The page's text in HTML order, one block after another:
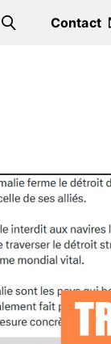
Search
Contact